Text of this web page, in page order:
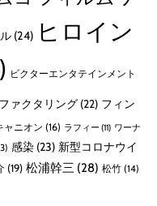
(24) ヒロイン
ビクターエンタテインメント
ファクタリング (22) フィン
ャニオン (16) ラフィー (11) ワーナ
感染 (23) 新型コロナウイ
(19) 松浦幹三 (28) 松竹 (14)